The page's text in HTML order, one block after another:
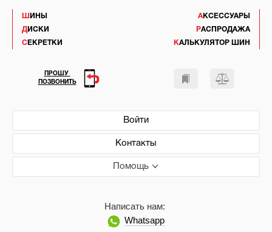
ШИНЫ
ДИСКИ
СЕКРЕТКИ
АКСЕССУАРЫ
РАСПРОДАЖА
КАЛЬКУЛЯТОР ШИН
Войти
Контакты
Помощь
Написать нам:
Whatsapp
ПРОШУ
ПОЗВОНИТЬ